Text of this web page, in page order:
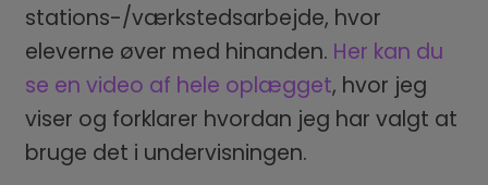
stations-/værkstedsarbejde, hvor
eleverne øver med hinanden. Her kan du
se en video af hele oplægget, hvor jeg
viser og forklarer hvordan jeg har valgt at
bruge det i undervisningen.